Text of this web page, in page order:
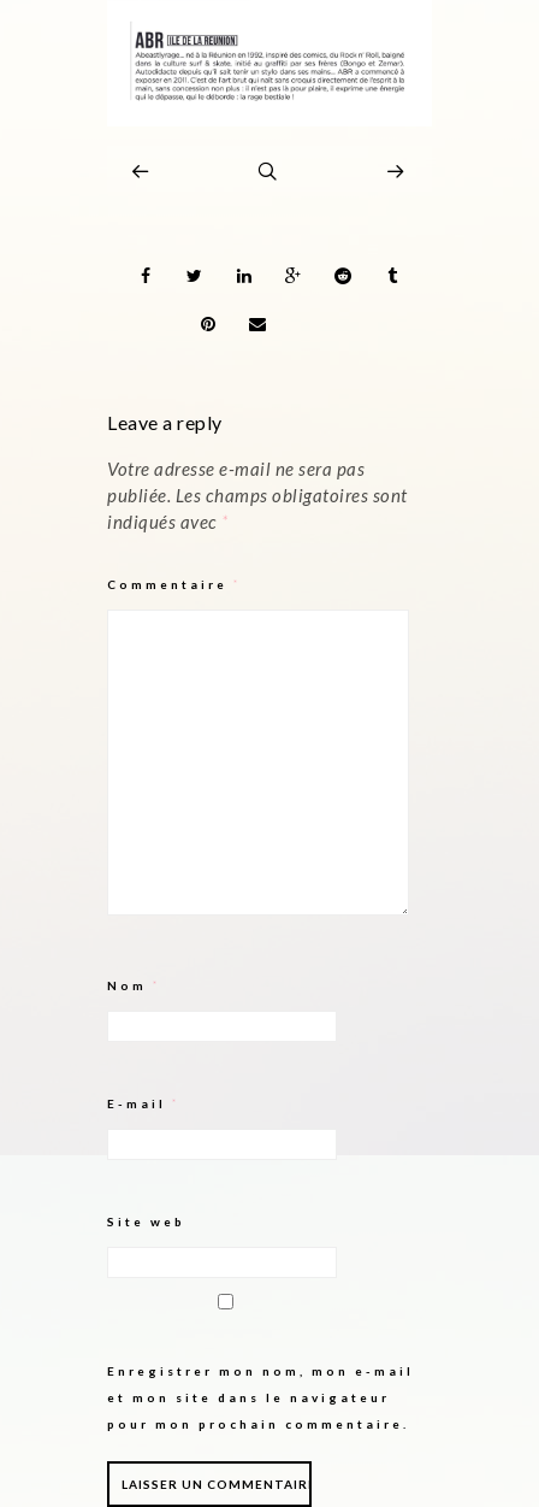
Leave a reply
Votre adresse e-mail ne sera pas
publiée. Les champs obligatoires sont
indiqués avec *
Commentaire *
Nom *
E-mail *
Site web
Enregistrer mon nom, mon e-mail
et mon site dans le navigateur
pour mon prochain commentaire.